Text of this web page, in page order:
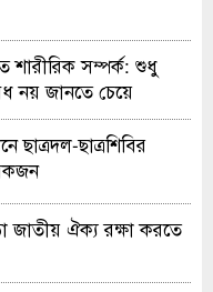
শারীরিক সম্পর্ক: শুধু
নয় জানতে চেয়ে
ছাত্রদল-ছাত্রশিবির
জাতীয় ঐক্য রক্ষা করতে